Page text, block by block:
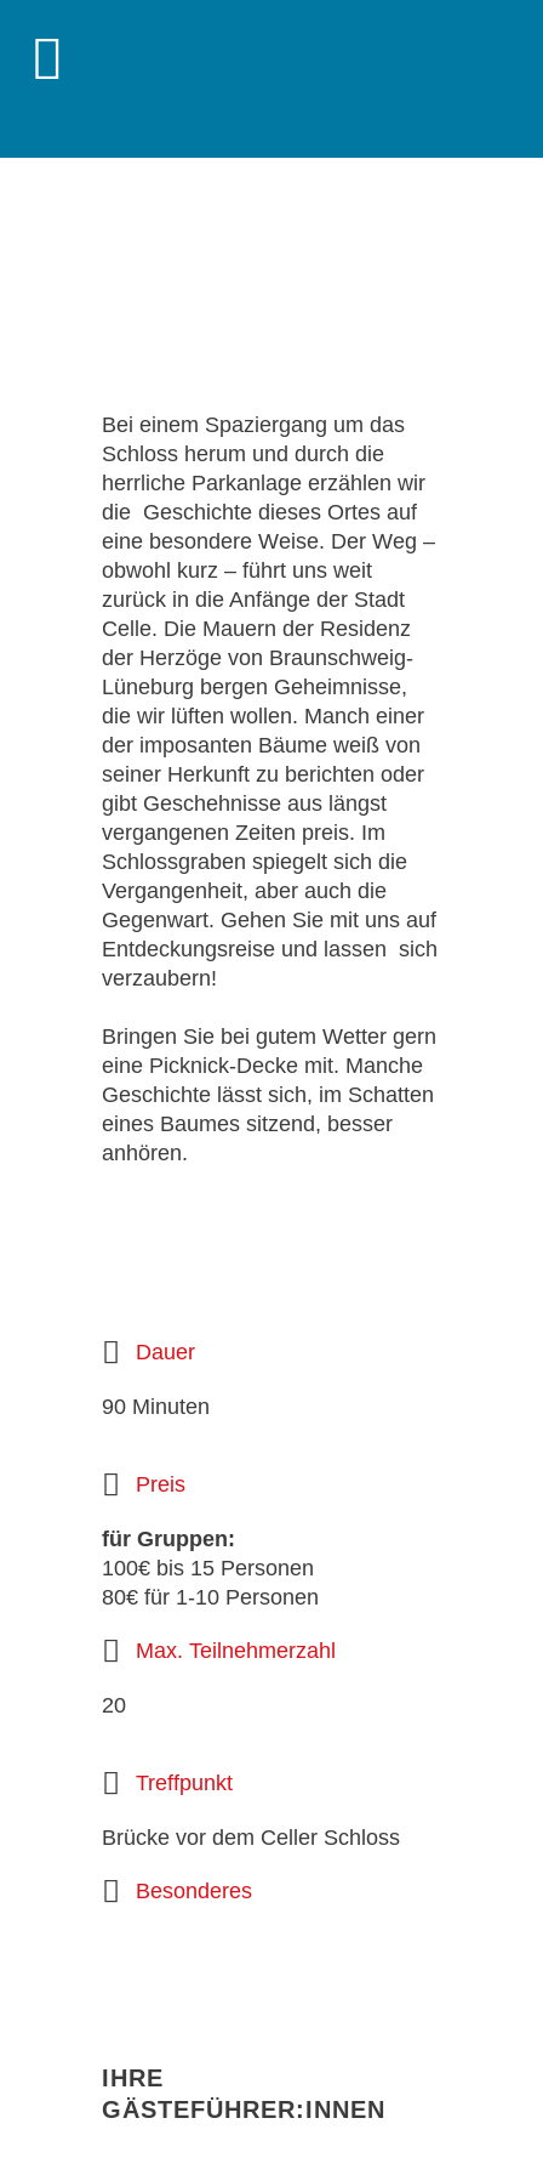
Bei einem Spaziergang um das
Schloss herum und durch die
herrliche Parkanlage erzählen wir
die Geschichte dieses Ortes auf
eine besondere Weise. Der Weg –
obwohl kurz – führt uns weit
zurück in die Anfänge der Stadt
Celle. Die Mauern der Residenz
der Herzöge von Braunschweig-
Lüneburg bergen Geheimnisse,
die wir lüften wollen. Manch einer
der imposanten Bäume weiß von
seiner Herkunft zu berichten oder
gibt Geschehnisse aus längst
vergangenen Zeiten preis. Im
Schlossgraben spiegelt sich die
Vergangenheit, aber auch die
Gegenwart. Gehen Sie mit uns auf
Entdeckungsreise und lassen sich
verzaubern!
Bringen Sie bei gutem Wetter gern
eine Picknick-Decke mit. Manche
Geschichte lässt sich, im Schatten
eines Baumes sitzend, besser
anhören.
Dauer
90 Minuten
Preis
für Gruppen:
100€ bis 15 Personen
80€ für 1-10 Personen
Max. Teilnehmerzahl
20
Treffpunkt
Brücke vor dem Celler Schloss
Besonderes
IHRE
GÄSTEFÜHRER:INNEN